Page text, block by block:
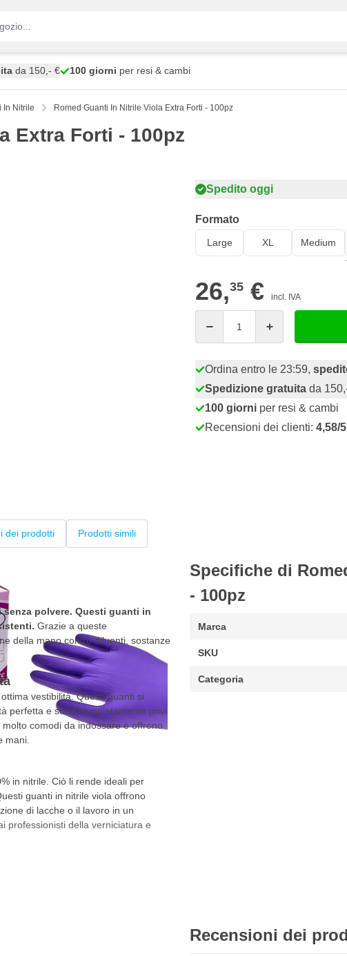
da 150,- € 100 giorni per resi & cambi
In Nitrile Romed Guanti In Nitrile Viola Extra Forti - 100pz
Extra Forti - 100pz
Spedito oggi
Formato
Large XL Medium
26,35 € incl. IVA
Ordina entro le 23:59,
Spedizione gratuita da
100 giorni per resi & cambi
Recensioni dei clienti: 4,58/5
dei prodotti Prodotti simili
polvere. Questi guanti in
Grazie a queste
della mano contro diluenti, sostanze
vestibilità. Questi guanti si
perfetta e sono completamente privi
comodi da indossare e offrono
mani.
in nitrile. Ciò li rende ideali per
guanti in nitrile viola offrono
di lacche o il lavoro in un
professionisti della verniciatura e
Specifiche di
- 100pz
Marca
SKU
Categoria
Recensioni dei